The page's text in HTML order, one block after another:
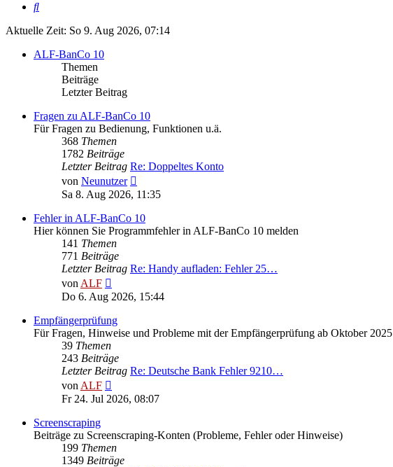
Suche
Aktuelle Zeit: So 9. Aug 2026, 07:14
ALF-BanCo 10
Themen
Beiträge
Letzter Beitrag
Fragen zu ALF-BanCo 10
Für Fragen zu Bedienung, Funktionen u.ä.
368 Themen
1782 Beiträge
Letzter Beitrag Re: Doppeltes Konto
von Neunutzer
Beitrag
Sa 8. Aug 2026, 11:35
Fehler in ALF-BanCo 10
Hier können Sie Programmfehler in ALF-BanCo 10 melden
141 Themen
771 Beiträge
Letzter Beitrag Re: Handy aufladen: Fehler 25…
vonALF
Beitrag
Do 6. Aug 2026, 15:44
Empfängerprüfung
Für Fragen, Hinweise und Probleme mit der Empfängerprüfung ab Oktober 2025
39 Themen
243 Beiträge
Letzter Beitrag Re: Deutsche Bank Fehler 9210…
vonALF
Beitrag
Fr 24. Jul 2026, 08:07
Screenscraping
Beiträge zu Screenscraping-Konten (Probleme, Fehler oder Hinweise)
199 Themen
1349 Beiträge